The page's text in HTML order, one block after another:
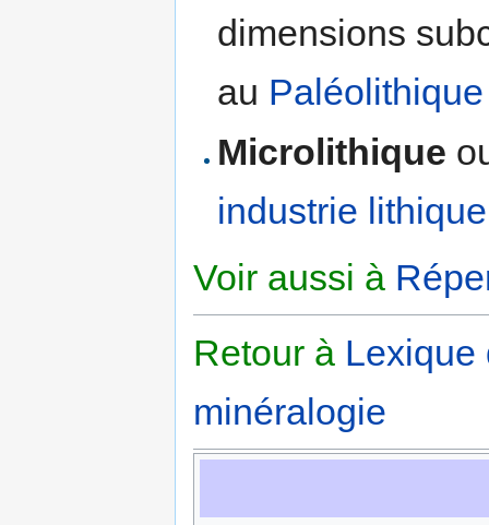
dimensions
au Paléolithique
Microlithique
industrie lithique
Voir aussi à
Retour à Lexique
minéralogie